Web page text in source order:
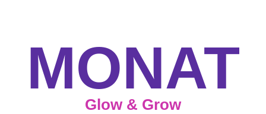
MONAT
Glow & Grow